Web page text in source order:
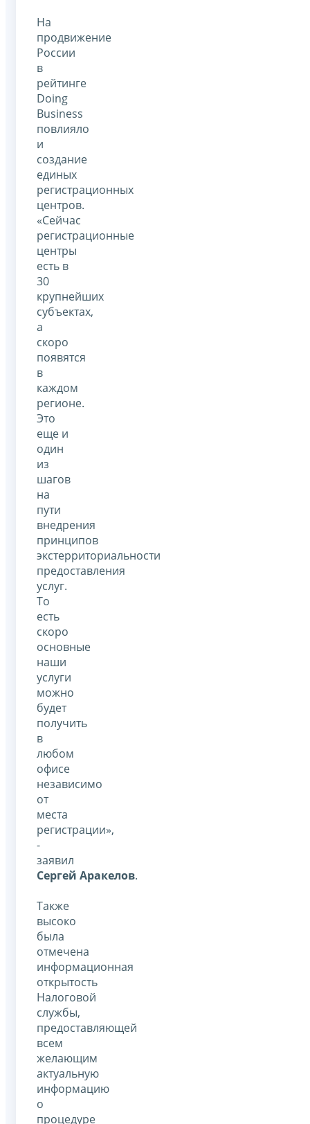
На
продвижение
России
в
рейтинге
Doing
Business
повлияло
и
создание
единых
регистрационных
центров.
«Сейчас
регистрационные
центры
есть в
30
крупнейших
субъектах,
а
скоро
появятся
в
каждом
регионе.
Это
еще и
один
из
шагов
на
пути
внедрения
принципов
экстерриториальности
предоставления
услуг.
То
есть
скоро
основные
наши
услуги
можно
будет
получить
в
любом
офисе
независимо
от
места
регистрации»,
-
заявил
Сергей Аракелов.
Также
высоко
была
отмечена
информационная
открытость
Налоговой
службы,
предоставляющей
всем
желающим
актуальную
информацию
о
процедуре